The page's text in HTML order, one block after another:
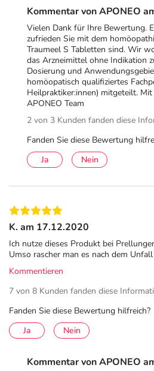
Bei Laktoseintoleranz eignen
Tropfen
Hinweise
Enthält:Lactose. 1 Tabl. = 0,025
Bitte verwenden Sie dieses
dem auf der Packung oder der
angegebenen Verfallsdatum.
sich auf den letzten Tag des
Inhaltsstoffe
Wirkstoffe
15 mg Achillea millefolium D3
75 mg Atropa belladonna D4
30 mg Aconitum napellus D3
24 mg Symphytum officinale D8
24 mg Chamomilla recutita D3
30 mg Mercurius solubilis
30 mg Hepar sulfuris D8
15 mg Calendula officinalis D2
Kommentar von APONEO
Vielen Dank für Ihre Bewertung.
zufrieden Sie mit dem
Traumeel S Tabletten sind. Wir
das Arzneimittel ohne Indikation
Dosierung und
homöopatisch qualifiziertes
Heilpraktiker:innen) mitgeteilt.
APONEO Team
2 von 3 Kunden fanden diese
Fanden Sie diese Bewertung
Ja
Nein
K. am 17.12.2020
Ich nutze dieses Produkt bei
Umso rascher man es nach dem
Kommentieren
7 von 8 Kunden fanden diese
Fanden Sie diese Bewertung hilfreich?
Ja
Nein
Kommentar von APONEO